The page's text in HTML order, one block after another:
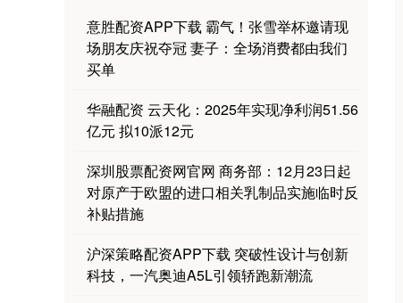
意胜配资APP下载 霸气！张雪举杯邀请现
场朋友庆祝夺冠 妻子：全场消费都由我们
买单
华融配资 云天化：2025年实现净利润51.56
亿元 拟10派12元
深圳股票配资网官网 商务部：12月23日起
对原产于欧盟的进口相关乳制品实施临时反
补贴措施
沪深策略配资APP下载 突破性设计与创新
科技，一汽奥迪A5L引领轿跑新潮流